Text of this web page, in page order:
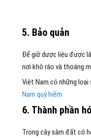
5. Bảo quản
Để giữ dược liệu được
nơi khô ráo và thoáng
Việt Nam có những loại
Nam quý hiếm
6. Thành phần
Trong cây sâm đất có